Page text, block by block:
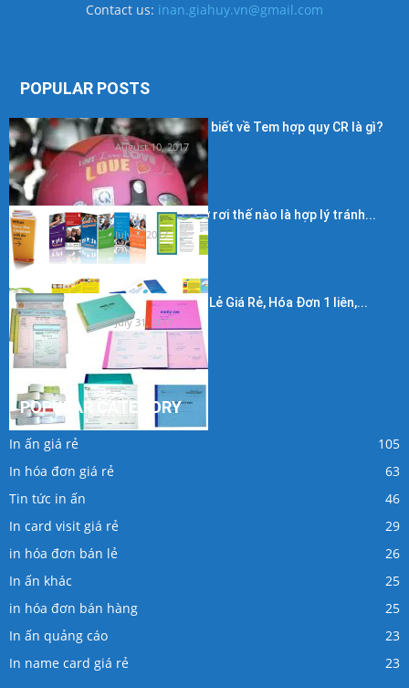
Contact us: inan.giahuy.vn@gmail.com
POPULAR POSTS
Những điều cần biết về Tem hợp quy CR là gì?
August 10, 2017
Kích thước in tờ rơi thế nào là hợp lý tránh...
July 7, 2017
In Hóa Đơn Bán Lẻ Giá Rẻ, Hóa Đơn 1 liên,...
July 31, 2017
POPULAR CATEGORY
In ấn giá rẻ
105
In hóa đơn giá rẻ
63
Tin tức in ấn
46
In card visit giá rẻ
29
in hóa đơn bán lẻ
26
In ấn khác
25
in hóa đơn bán hàng
25
In ấn quảng cáo
23
In name card giá rẻ
23